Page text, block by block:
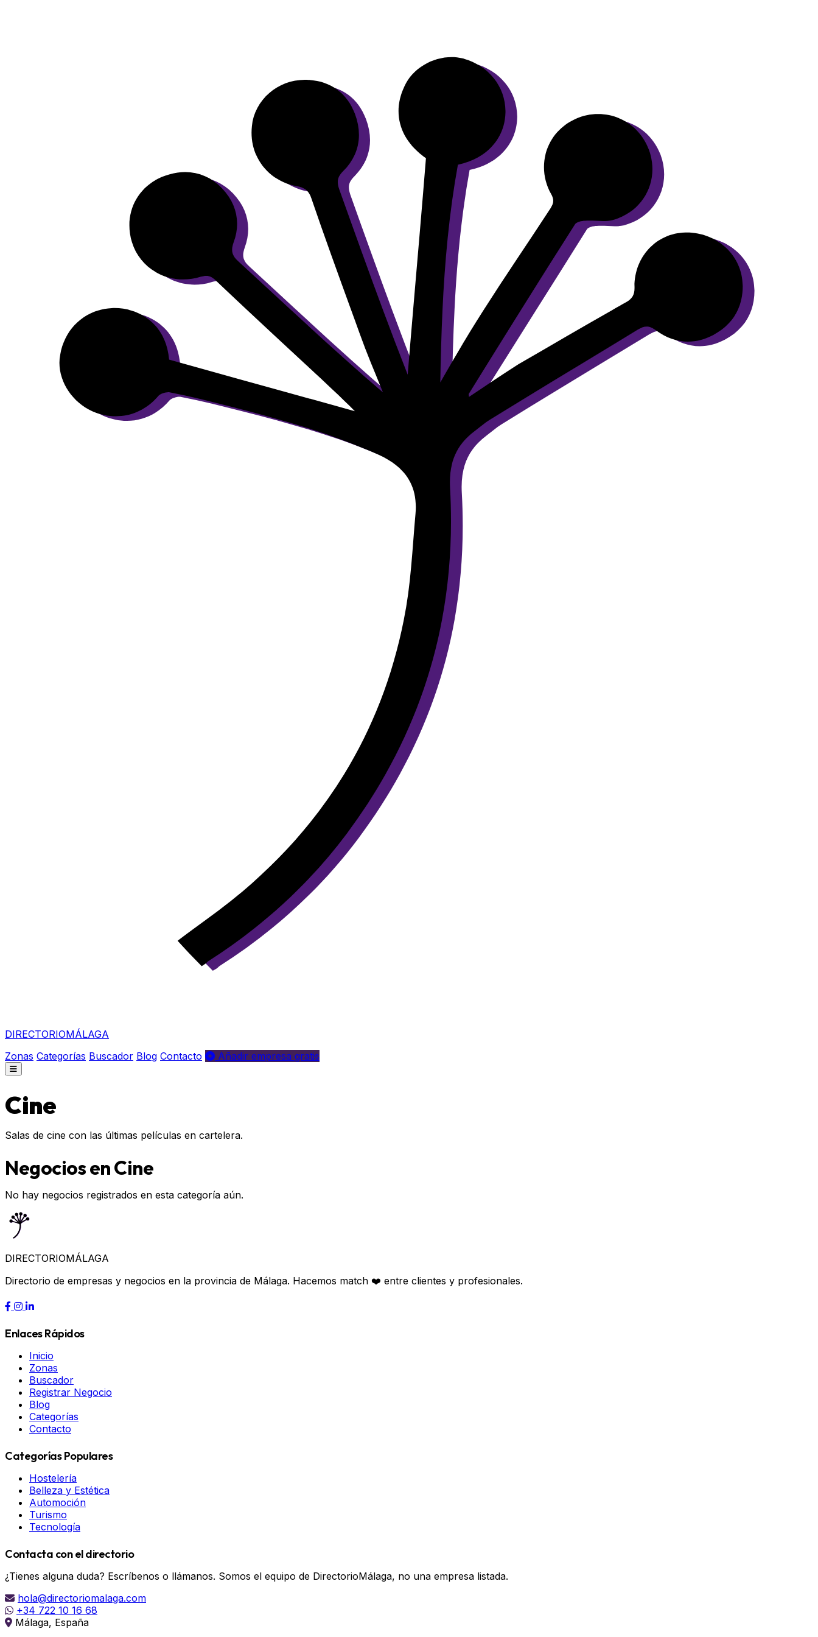
DIRECTORIOMÁLAGA
Zonas Categorías Buscador Blog Contacto Añadir empresa gratis
Cine
Salas de cine con las últimas películas en cartelera.
Negocios en Cine
No hay negocios registrados en esta categoría aún.
DIRECTORIOMÁLAGA
Directorio de empresas y negocios en la provincia de Málaga. Hacemos match ❤️ entre clientes y profesionales.
Enlaces Rápidos
Inicio
Zonas
Buscador
Registrar Negocio
Blog
Categorías
Contacto
Categorías Populares
Hostelería
Belleza y Estética
Automoción
Turismo
Tecnología
Contacta con el directorio
¿Tienes alguna duda? Escríbenos o llámanos. Somos el equipo de DirectorioMálaga, no una empresa listada.
hola@directoriomalaga.com
+34 722 10 16 68
Málaga, España